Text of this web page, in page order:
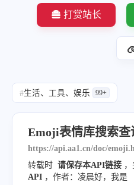
打赏站长
#生活、工具、娱乐 99+
Emoji表情库搜索查
https://api.aa1.cn/doc/
转载时 请保存本API链接
API ，作者：凌晨好，我是